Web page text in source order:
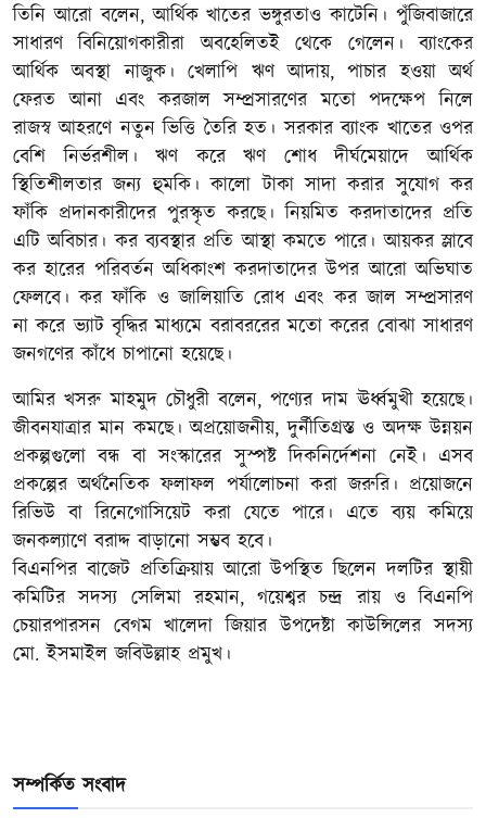
তিনি আরো বলেন, আর্থিক খাতের ভঙ্গুরতাও কাটেনি। পুঁজিবাজারে
সাধারণ বিনিয়োগকারীরা অবহেলিতই থেকে গেলেন। ব্যাংকের
আর্থিক অবস্থা নাজুক। খেলাপি ঋণ আদায়, পাচার হওয়া অর্থ
ফেরত আনা এবং করজাল সম্প্রসারণের মতো পদক্ষেপ নিলে
রাজস্ব আহরণে নতুন ভিত্তি তৈরি হত। সরকার ব্যাংক খাতের ওপর
বেশি নির্ভরশীল। ঋণ করে ঋণ শোধ দীর্ঘমেয়াদে আর্থিক
স্থিতিশীলতার জন্য হুমকি। কালো টাকা সাদা করার সুযোগ কর
ফাঁকি প্রদানকারীদের পুরস্কৃত করছে। নিয়মিত করদাতাদের প্রতি
এটি অবিচার। কর ব্যবস্থার প্রতি আস্থা কমতে পারে। আয়কর স্লাবে
কর হারের পরিবর্তন অধিকাংশ করদাতাদের উপর আরো অভিঘাত
ফেলবে। কর ফাঁকি ও জালিয়াতি রোধ এবং কর জাল সম্প্রসারণ
না করে ভ্যাট বৃদ্ধির মাধ্যমে বরাবররের মতো করের বোঝা সাধারণ
জনগণের কাঁধে চাপানো হয়েছে।
আমির খসরু মাহমুদ চৌধুরী বলেন, পণ্যের দাম ঊর্ধ্বমুখী হয়েছে।
জীবনযাত্রার মান কমছে। অপ্রয়োজনীয়, দুর্নীতিগ্রস্ত ও অদক্ষ উন্নয়ন
প্রকল্পগুলো বন্ধ বা সংস্কারের সুস্পষ্ট দিকনির্দেশনা নেই। এসব
প্রকল্পের অর্থনৈতিক ফলাফল পর্যালোচনা করা জরুরি। প্রয়োজনে
রিভিউ বা রিনেগোসিয়েট করা যেতে পারে। এতে ব্যয় কমিয়ে
জনকল্যাণে বরাদ্দ বাড়ানো সম্ভব হবে।
বিএনপির বাজেট প্রতিক্রিয়ায় আরো উপস্থিত ছিলেন দলটির স্থায়ী
কমিটির সদস্য সেলিমা রহমান, গয়েশ্বর চন্দ্র রায় ও বিএনপি
চেয়ারপারসন বেগম খালেদা জিয়ার উপদেষ্টা কাউন্সিলের সদস্য
মো. ইসমাইল জবিউল্লাহ প্রমুখ।
সম্পর্কিত সংবাদ